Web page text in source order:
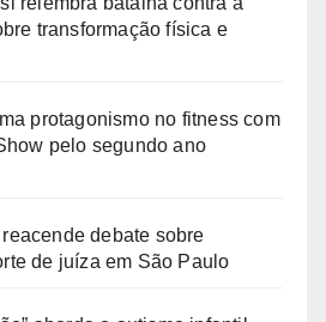
transformação física e
protagonismo no fitness com
pelo segundo ano
debate sobre
de juíza em São Paulo